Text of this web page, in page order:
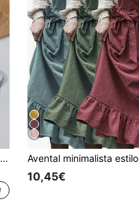
SikeSike Avental de trabalho para cafeteria (1 unidade), impermeável, ideal para jardim, cozinha, tarefas domésticas, banheiro, decoração e uso geral em geral.
10,45€